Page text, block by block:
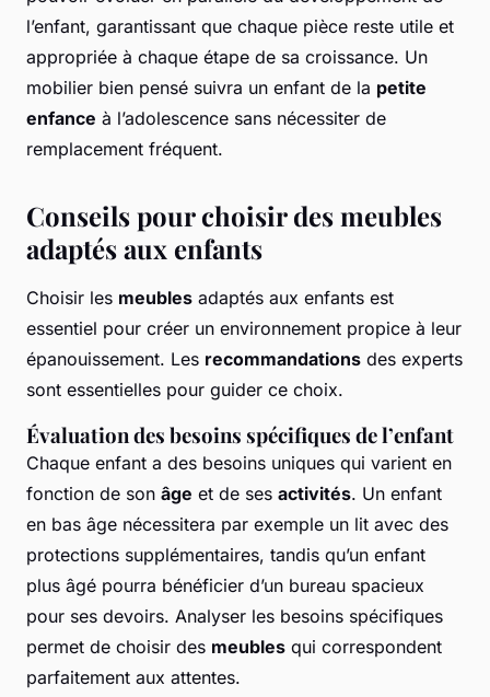
l’enfant, garantissant que chaque pièce reste utile et
appropriée à chaque étape de sa croissance. Un
mobilier bien pensé suivra un enfant de la petite
enfance à l’adolescence sans nécessiter de
remplacement fréquent.
Conseils pour choisir des meubles
adaptés aux enfants
Choisir les meubles adaptés aux enfants est
essentiel pour créer un environnement propice à leur
épanouissement. Les recommandations des experts
sont essentielles pour guider ce choix.
Évaluation des besoins spécifiques de l’enfant
Chaque enfant a des besoins uniques qui varient en
fonction de son âge et de ses activités. Un enfant
en bas âge nécessitera par exemple un lit avec des
protections supplémentaires, tandis qu’un enfant
plus âgé pourra bénéficier d’un bureau spacieux
pour ses devoirs. Analyser les besoins spécifiques
permet de choisir des meubles qui correspondent
parfaitement aux attentes.